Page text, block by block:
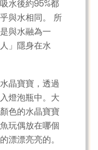
水後約95%都
與水相同。 所
與水融為一
」隱身在水
晶寶寶，透過
燈泡瓶中。大
色的水晶寶寶
玩偶放在哪個
漂漂亮亮的。